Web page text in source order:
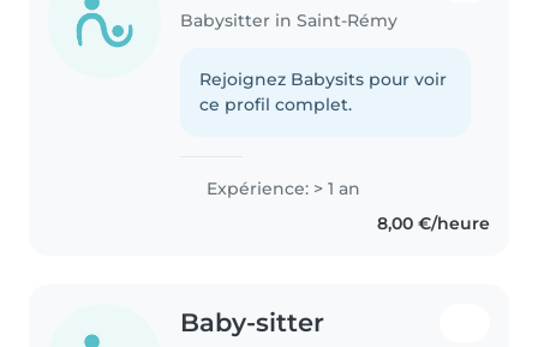
Babysitter in Saint-Rémy
Rejoignez Babysits pour voir
ce profil complet.
Expérience: > 1 an
8,00 €/heure
Baby-sitter